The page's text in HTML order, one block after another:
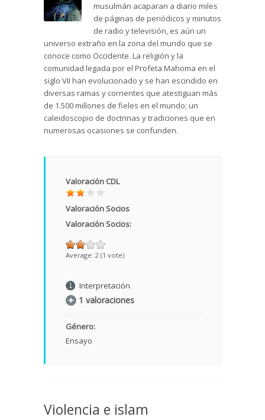
musulmán acaparan a diario miles
de páginas de periódicos y minutos
de radio y televisión, es aún un
universo extraño en la zona del mundo que se
conoce como Occidente. La religión y la
comunidad legada por el Profeta Mahoma en el
siglo VII han evolucionado y se han escindido en
diversas ramas y corrientes que atestiguan más
de 1.500 millones de fieles en el mundo; un
caleidoscopio de doctrinas y tradiciones que en
numerosas ocasiones se confunden.
Valoración CDL
Valoración Socios
Valoración Socios:
Average: 2 (1 vote)
Interpretación
1 valoraciones
Género:
Ensayo
Violencia e islam